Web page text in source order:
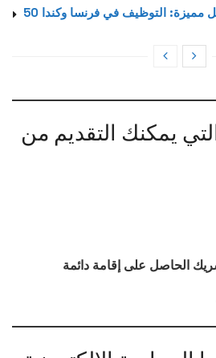
مميزة: التوظيف في فرنسا وكندا
يمكنك التقديم من
الحاصل على إقامة دائمة